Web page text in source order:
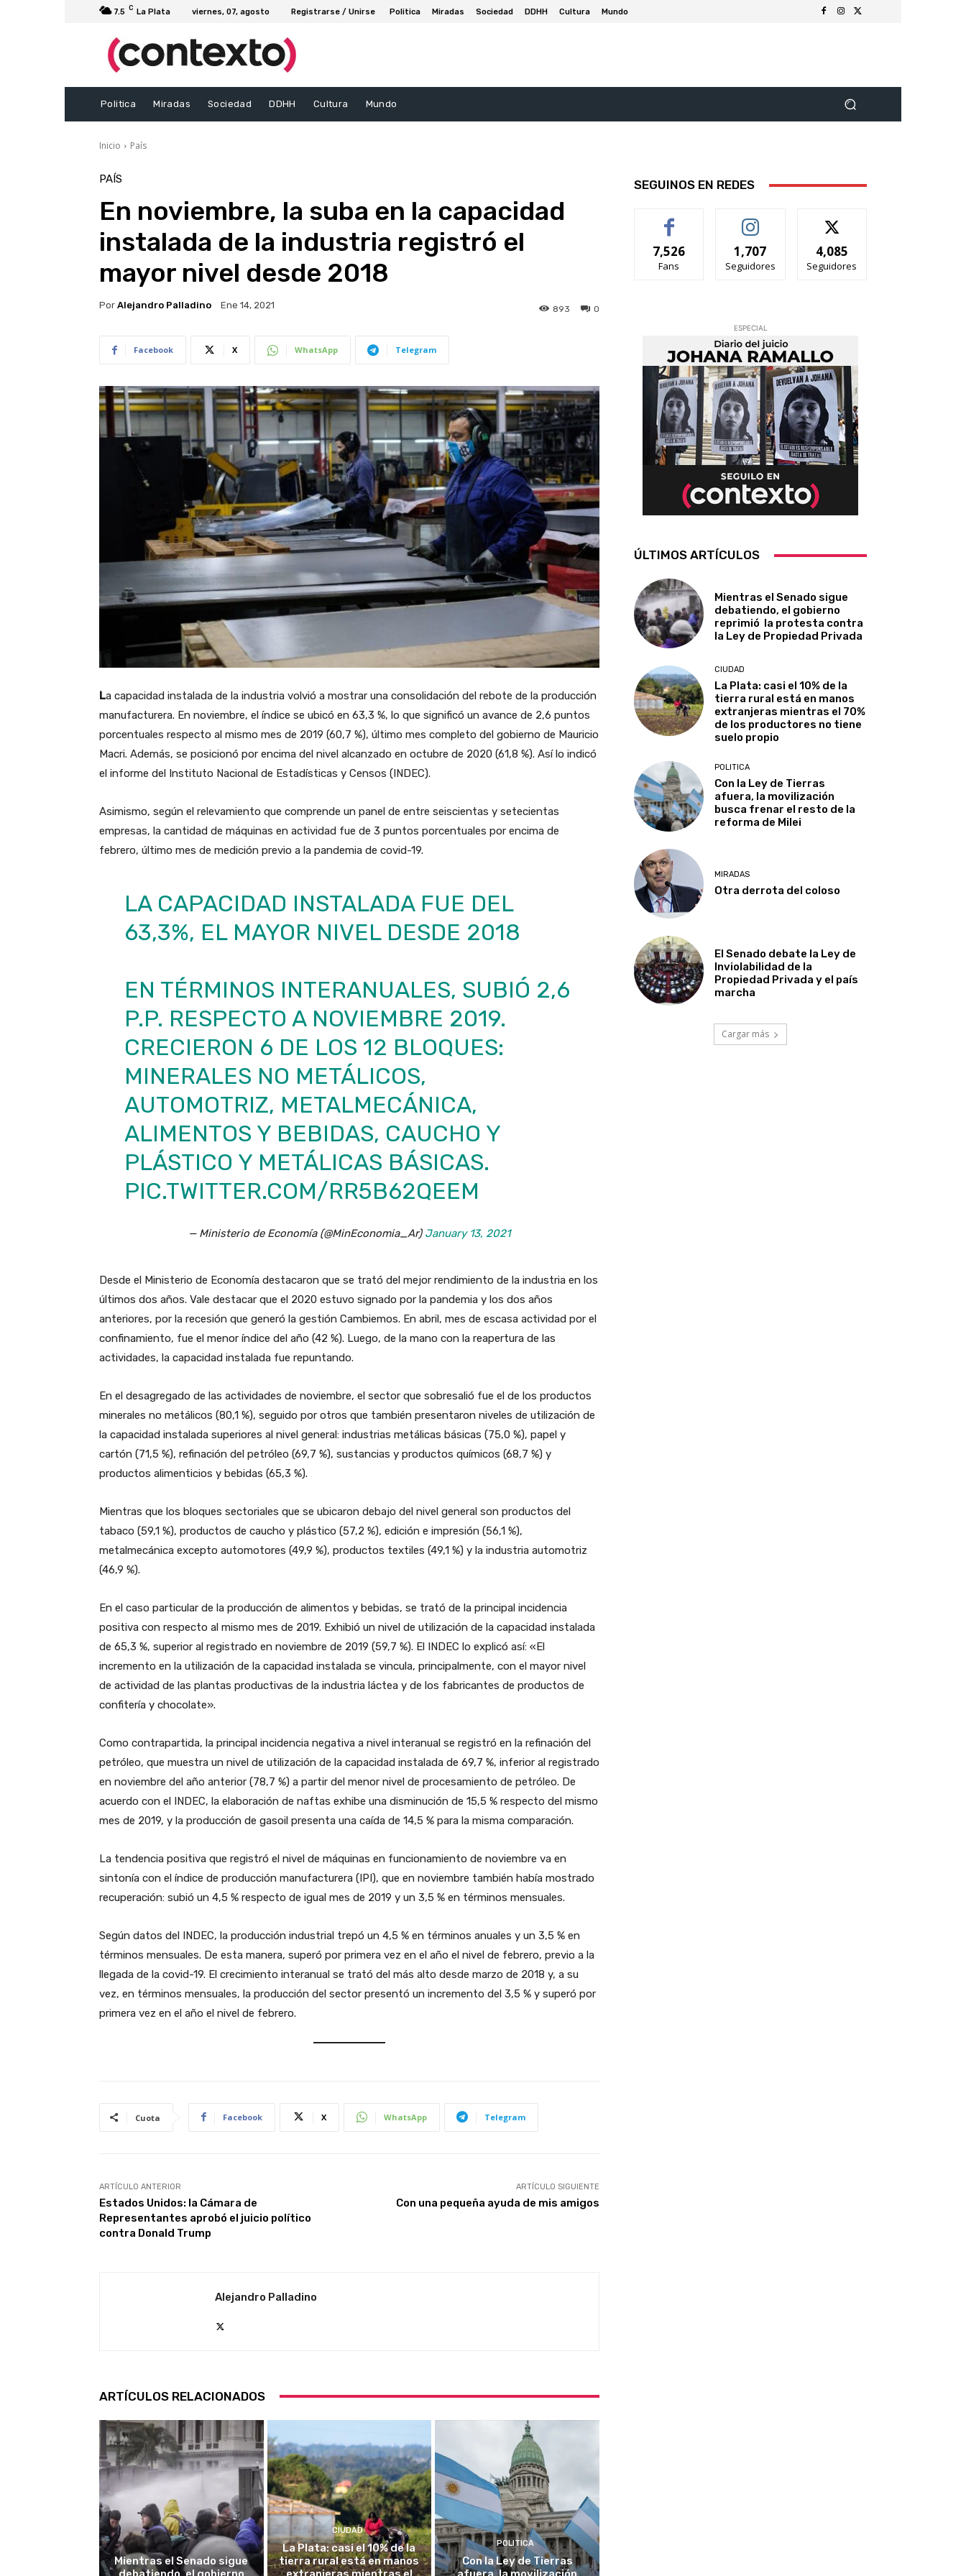
7.5 C La Plata viernes, 07, agosto Registrarse / Unirse Politica Miradas Sociedad DDHH Cultura Mundo
Politica Miradas Sociedad DDHH Cultura Mundo
Inicio País
PAÍS
En noviembre, la suba en la capacidad
instalada de la industria registró el
mayor nivel desde 2018
Por Alejandro Palladino Ene 14, 2021 0
893
Facebook X WhatsApp Telegram
La capacidad instalada de la industria volvió a mostrar una consolidación del rebote de la producción
manufacturera. En noviembre, el índice se ubicó en 63,3 %, lo que significó un avance de 2,6 puntos
porcentuales respecto al mismo mes de 2019 (60,7 %), último mes completo del gobierno de Mauricio
Macri. Además, se posicionó por encima del nivel alcanzado en octubre de 2020 (61,8 %). Así lo indicó
el informe del Instituto Nacional de Estadísticas y Censos (INDEC).
Asimismo, según el relevamiento que comprende un panel de entre seiscientas y setecientas
empresas, la cantidad de máquinas en actividad fue de 3 puntos porcentuales por encima de
febrero, último mes de medición previo a la pandemia de covid-19.
LA CAPACIDAD INSTALADA FUE DEL
63,3%, EL MAYOR NIVEL DESDE 2018
EN TÉRMINOS INTERANUALES, SUBIÓ 2,6
P.P. RESPECTO A NOVIEMBRE 2019.
CRECIERON 6 DE LOS 12 BLOQUES:
MINERALES NO METÁLICOS,
AUTOMOTRIZ, METALMECÁNICA,
ALIMENTOS Y BEBIDAS, CAUCHO Y
PLÁSTICO Y METÁLICAS BÁSICAS.
PIC.TWITTER.COM/RR5B62QEEM
— Ministerio de Economía (@MinEconomia_Ar) January 13, 2021
Desde el Ministerio de Economía destacaron que se trató del mejor rendimiento de la industria en los
últimos dos años. Vale destacar que el 2020 estuvo signado por la pandemia y los dos años
anteriores, por la recesión que generó la gestión Cambiemos. En abril, mes de escasa actividad por el
confinamiento, fue el menor índice del año (42 %). Luego, de la mano con la reapertura de las
actividades, la capacidad instalada fue repuntando.
En el desagregado de las actividades de noviembre, el sector que sobresalió fue el de los productos
minerales no metálicos (80,1 %), seguido por otros que también presentaron niveles de utilización de
la capacidad instalada superiores al nivel general: industrias metálicas básicas (75,0 %), papel y
cartón (71,5 %), refinación del petróleo (69,7 %), sustancias y productos químicos (68,7 %) y
productos alimenticios y bebidas (65,3 %).
Mientras que los bloques sectoriales que se ubicaron debajo del nivel general son productos del
tabaco (59,1 %), productos de caucho y plástico (57,2 %), edición e impresión (56,1 %),
metalmecánica excepto automotores (49,9 %), productos textiles (49,1 %) y la industria automotriz
(46,9 %).
En el caso particular de la producción de alimentos y bebidas, se trató de la principal incidencia
positiva con respecto al mismo mes de 2019. Exhibió un nivel de utilización de la capacidad instalada
de 65,3 %, superior al registrado en noviembre de 2019 (59,7 %). El INDEC lo explicó así: «El
incremento en la utilización de la capacidad instalada se vincula, principalmente, con el mayor nivel
de actividad de las plantas productivas de la industria láctea y de los fabricantes de productos de
confitería y chocolate».
Como contrapartida, la principal incidencia negativa a nivel interanual se registró en la refinación del
petróleo, que muestra un nivel de utilización de la capacidad instalada de 69,7 %, inferior al registrado
en noviembre del año anterior (78,7 %) a partir del menor nivel de procesamiento de petróleo. De
acuerdo con el INDEC, la elaboración de naftas exhibe una disminución de 15,5 % respecto del mismo
mes de 2019, y la producción de gasoil presenta una caída de 14,5 % para la misma comparación.
La tendencia positiva que registró el nivel de máquinas en funcionamiento de noviembre va en
sintonía con el índice de producción manufacturera (IPI), que en noviembre también había mostrado
recuperación: subió un 4,5 % respecto de igual mes de 2019 y un 3,5 % en términos mensuales.
Según datos del INDEC, la producción industrial trepó un 4,5 % en términos anuales y un 3,5 % en
términos mensuales. De esta manera, superó por primera vez en el año el nivel de febrero, previo a la
llegada de la covid-19. El crecimiento interanual se trató del más alto desde marzo de 2018 y, a su
vez, en términos mensuales, la producción del sector presentó un incremento del 3,5 % y superó por
primera vez en el año el nivel de febrero.
Cuota Facebook X WhatsApp Telegram
ARTÍCULO ANTERIOR
Estados Unidos: la Cámara de
Representantes aprobó el juicio político
contra Donald Trump
ARTÍCULO SIGUIENTE
Con una pequeña ayuda de mis amigos
Alejandro Palladino
ARTÍCULOS RELACIONADOS
Mientras el Senado sigue
CIUDAD
La Plata: casi el 10% de la
tierra rural está en manos
POLITICA
Con la Ley de Tierras
SEGUINOS EN REDES
7,526
Fans
1,707
Seguidores
4,085
Seguidores
ESPECIAL
ÚLTIMOS ARTÍCULOS
Mientras el Senado sigue
debatiendo, el gobierno
reprimió la protesta contra
la Ley de Propiedad Privada
CIUDAD
La Plata: casi el 10% de la
tierra rural está en manos
extranjeras mientras el 70%
de los productores no tiene
suelo propio
POLITICA
Con la Ley de Tierras
afuera, la movilización
busca frenar el resto de la
reforma de Milei
MIRADAS
Otra derrota del coloso
El Senado debate la Ley de
Inviolabilidad de la
Propiedad Privada y el país
marcha
Cargar más